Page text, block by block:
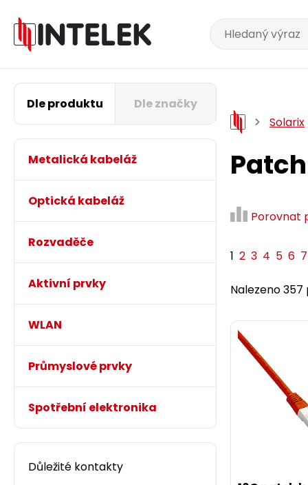
Dle produktu Dle značky
Metalická kabeláž
Optická kabeláž
Rozvaděče
Aktivní prvky
WLAN
Průmyslové prvky
Spotřební elektronika
Důležité kontakty
Solarix
Porovnat
1 2 3 4 5 6 7
Nalezeno 357